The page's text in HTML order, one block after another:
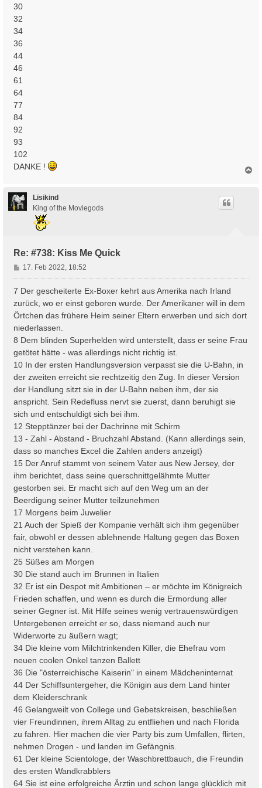
30
32
34
36
44
46
61
64
77
84
92
93
102
DANKE !
Lisikind
King of the Moviegods
Re: #738: Kiss Me Quick
B
e
i
a
g
17. Feb 2022, 18:52
7 Der gescheiterte Ex-Boxer kehrt aus Amerika nach Irland
zurück, wo er einst geboren wurde. Der Amerikaner will in dem
Örtchen das frühere Heim seiner Eltern erwerben und sich dort
niederlassen.
8 Dem blinden Superhelden wird unterstellt, dass er seine Frau
getötet hätte - was allerdings nicht richtig ist.
10 In der ersten Handlungsversion verpasst sie die U-Bahn, in
der zweiten erreicht sie rechtzeitig den Zug. In dieser Version
der Handlung sitzt sie in der U-Bahn neben ihm, der sie
anspricht. Sein Redefluss nervt sie zuerst, dann beruhigt sie
sich und entschuldigt sich bei ihm.
12 Stepptänzer bei der Dachrinne mit Schirm
13 - Zahl - Abstand - Bruchzahl Abstand. (Kann allerdings sein,
dass so manches Excel die Zahlen anders anzeigt)
15 Der Anruf stammt von seinem Vater aus New Jersey, der
ihm berichtet, dass seine querschnittgelähmte Mutter
gestorben sei. Er macht sich auf den Weg um an der
Beerdigung seiner Mutter teilzunehmen
17 Morgens beim Juwelier
21 Auch der Spieß der Kompanie verhält sich ihm gegenüber
fair, obwohl er dessen ablehnende Haltung gegen das Boxen
nicht verstehen kann.
25 Süßes am Morgen
30 Die stand auch im Brunnen in Italien
32 Er ist ein Despot mit Ambitionen – er möchte im Königreich
Frieden schaffen, und wenn es durch die Ermordung aller
seiner Gegner ist. Mit Hilfe seines wenig vertrauenswürdigen
Untergebenen erreicht er so, dass niemand auch nur
Widerworte zu äußern wagt;
34 Die kleine vom Milchtrinkenden Killer, die Ehefrau vom
neuen coolen Onkel tanzen Ballett
36 Die "österreichische Kaiserin" in einem Mädcheninternat
44 Der Schiffsuntergeher, die Königin aus dem Land hinter
dem Kleiderschrank
46 Gelangweilt von College und Gebetskreisen, beschließen
vier Freundinnen, ihrem Alltag zu entfliehen und nach Florida
zu fahren. Hier machen die vier Party bis zum Umfallen, flirten,
nehmen Drogen - und landen im Gefängnis.
61 Der kleine Scientologe, der Waschbrettbauch, die Freundin
des ersten Wandkrabblers
64 Sie ist eine erfolgreiche Ärztin und schon lange glücklich mit